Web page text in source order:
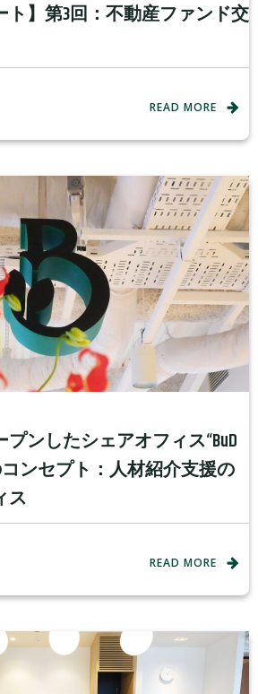
ト】第3回：不動産ファンド交
READ MORE
ンしたシェアオフィス“BuD
コンセプト：人材紹介支援の
ス
READ MORE